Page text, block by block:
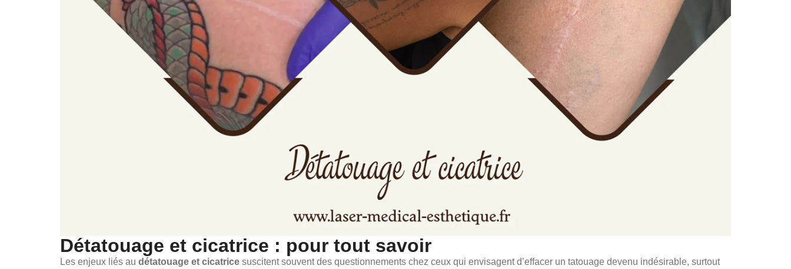
Détatouage et cicatrice : pour tout savoir
Les enjeux liés au détatouage et cicatrice suscitent souvent des questionnements chez ceux qui envisagent d’effacer un tatouage devenu indésirable, surtout